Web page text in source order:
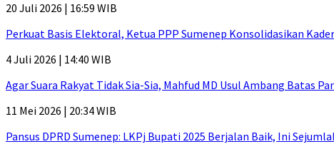
20 Juli 2026 | 16:59 WIB
Perkuat Basis Elektoral, Ketua PPP Sumenep Konsolidasikan Kader
4 Juli 2026 | 14:40 WIB
Agar Suara Rakyat Tidak Sia-Sia, Mahfud MD Usul Ambang Batas
11 Mei 2026 | 20:34 WIB
Pansus DPRD Sumenep: LKPj Bupati 2025 Berjalan Baik, Ini